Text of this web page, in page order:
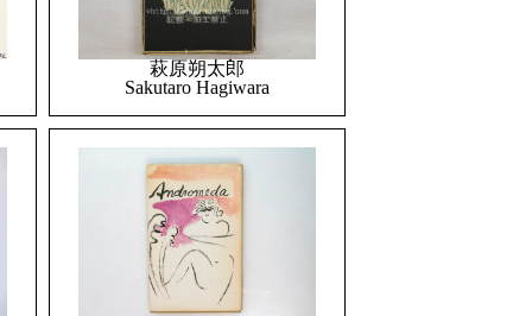
萩原朔太郎
Sakutaro Hagiwara